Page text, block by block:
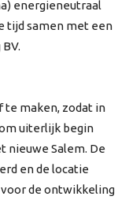
energieneutraal
tijd samen met een
te maken, zodat in
uiterlijk begin
nieuwe Salem. De
en de locatie
de ontwikkeling